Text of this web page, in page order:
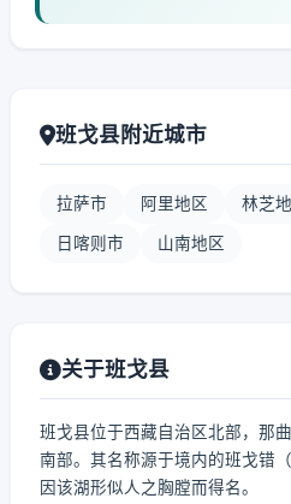
班戈县附近城市
拉萨市 阿里地区 林芝
日喀则市 山南地区
关于班戈县
班戈县位于西藏自治区北部，那
南部。其名称源于境内的班戈错（
因该湖形似人之胸膛而得名。